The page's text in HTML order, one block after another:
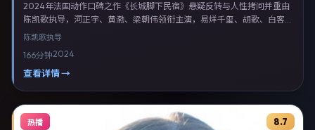
2024年法国动作口碑之作《长城脚下民宿》悬疑反转与人性拷问并重由
陈凯歌执导，河正宇、黄渤、梁朝伟领衔主演，易烊千玺、胡歌、白客等
联合出演。剧情以动作类型为主线，融合法国本土叙事与人物弧光，适合
完成法国摄制与后期，同年季度档期内全渠道上线与二轮放映。影片在节
奏、摄影与配乐上强调沉浸体验，可作为片单推荐、影评长文与专题策划
陈凯歌执导
166分钟2024
查看详情 →
热播 8.7